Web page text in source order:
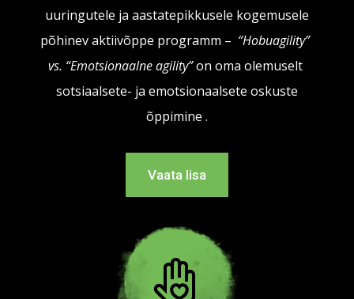
uuringutele ja aastatepikkusele kogemusele
põhinev aktiivõppe programm – “Hobuagility”
vs. “Emotsionaalne agility”on oma olemuselt
sotsiaalsete- ja emotsionaalsete oskuste
õppimine .
Vaata lisa